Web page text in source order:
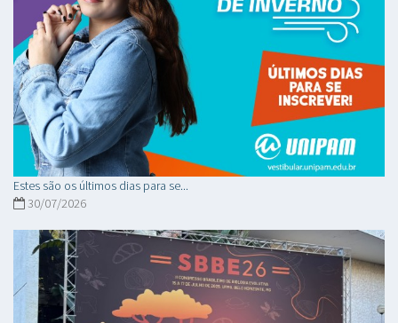
Estes são os últimos dias para se...
30/07/2026